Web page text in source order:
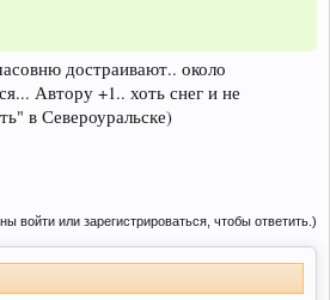
достраивают.. около
Автору +1.. хоть снег и не
в Североуральске)
войти или зарегистрироваться, чтобы ответить.)